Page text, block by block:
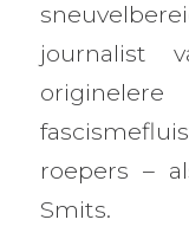
journalist
roepers –
Smits.